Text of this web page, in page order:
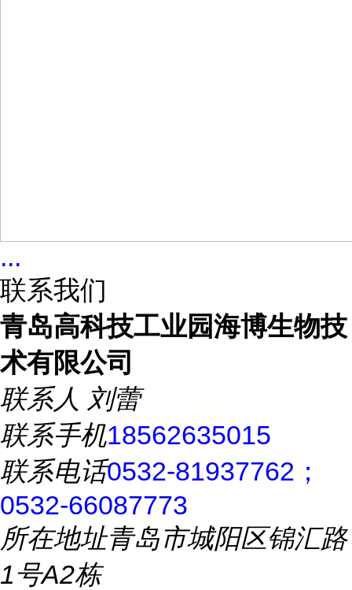
...
联系我们
青岛高科技工业园海博生物技
术有限公司
联系人 刘蕾
联系手机18562635015
联系电话0532-81937762；
0532-66087773
所在地址青岛市城阳区锦汇路
1号A2栋